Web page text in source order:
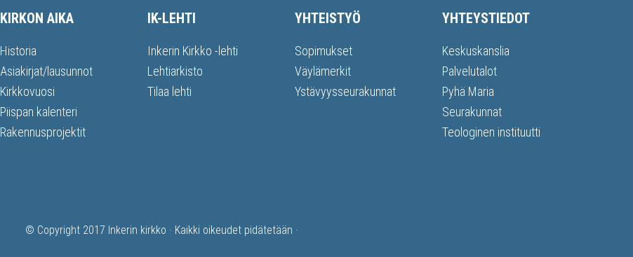
KIRKON AIKA
Historia
Asiakirjat/lausunnot
Kirkkovuosi
Piispan kalenteri
Rakennusprojektit
IK-LEHTI
Inkerin Kirkko -lehti
Lehtiarkisto
Tilaa lehti
YHTEISTYÖ
Sopimukset
Väylämerkit
Ystävyysseurakunnat
YHTEYSTIEDOT
Keskuskanslia
Palvelutalot
Pyhä Maria
Seurakunnat
Teologinen instituutti
© Copyright 2017 Inkerin kirkko · Kaikki oikeudet pidätetään ·